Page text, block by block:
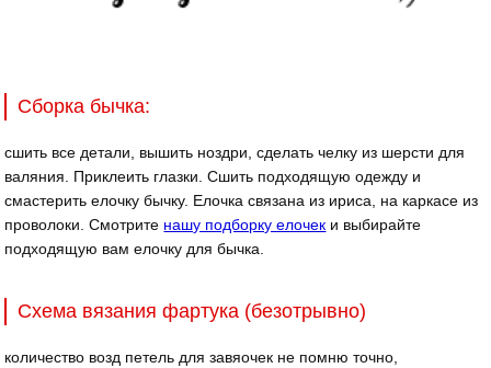
Сборка бычка:
сшить все детали, вышить ноздри, сделать челку из шерсти для
валяния. Приклеить глазки. Сшить подходящую одежду и
смастерить елочку бычку. Елочка связана из ириса, на каркасе из
проволоки. Смотрите нашу подборку елочек и выбирайте
подходящую вам елочку для бычка.
Схема вязания фартука (безотрывно)
количество возд петель для завяочек не помню точно,